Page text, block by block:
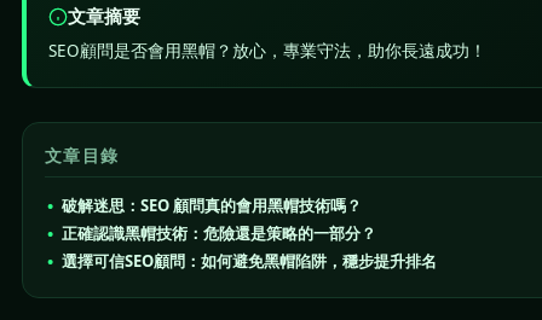
文章摘要
SEO顧問是否會用黑帽？放心，專業守法，助你長遠成功！
文章目錄
破解迷思：SEO 顧問真的會用黑帽技術嗎？
正確認識黑帽技術：危險還是策略的一部分？
選擇可信SEO顧問：如何避免黑帽陷阱，穩步提升排名